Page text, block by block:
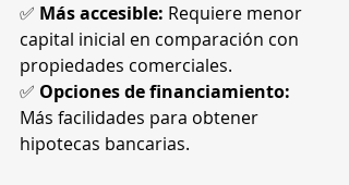
✅ Más accesible: Requiere menor
capital inicial en comparación con
propiedades comerciales.
✅ Opciones de financiamiento:
Más facilidades para obtener
hipotecas bancarias.